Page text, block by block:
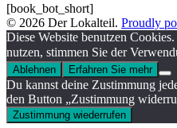
[book_bot_short]
© 2026 Der Lokalteil. Proudly
Diese Website benutzen
nutzen, stimmen Sie der
Ablehnen
Erfahren Sie mehr
Du kannst deine Zustimmung
den Button „Zustimmung
Zustimmung wiederrufen